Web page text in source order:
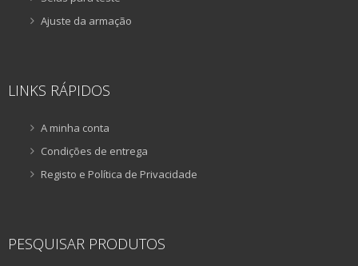
Ajuste da armação
LINKS RÁPIDOS
A minha conta
Condições de entrega
Registo e Política de Privacidade
PESQUISAR PRODUTOS